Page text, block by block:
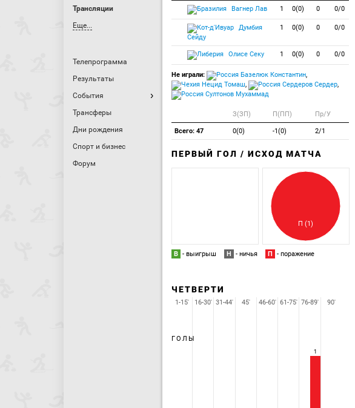
Трансляции
Еще...
Телепрограмма
Результаты
События
Трансферы
Дни рождения
Спорт и бизнес
Форум
Вагнер Лав 1 0(0) 0 0/0
Думбия
Сейду
1 0(0) 0 0/0
Олисе Секу 1 0(0) 0 0/0
Не играли: Базелюк Константин,
Нецид Томаш, Сердеров Сердер,
Султонов Мухаммад
З(ЗП) П(ПП) Пр/У
Всего: 47 0(0) -1(0) 2/1
ПЕРВЫЙ ГОЛ / ИСХОД МАТЧА
П (1)
В - выигрыш Н - ничья П - поражение
ЧЕТВЕРТИ
ГОЛЫ
1
1-15' 16-30' 31-44' 45' 46-60' 61-75' 76-89' 90'